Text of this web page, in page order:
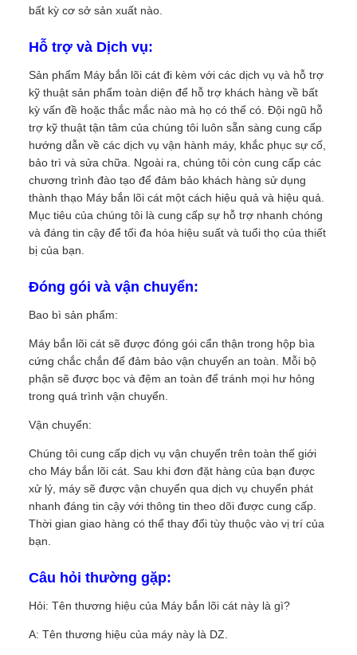
bất kỳ cơ sở sản xuất nào.
Hỗ trợ và Dịch vụ:
Sản phẩm Máy bắn lõi cát đi kèm với các dịch vụ và hỗ trợ
kỹ thuật sản phẩm toàn diện để hỗ trợ khách hàng về bất
kỳ vấn đề hoặc thắc mắc nào mà họ có thể có. Đội ngũ hỗ
trợ kỹ thuật tận tâm của chúng tôi luôn sẵn sàng cung cấp
hướng dẫn về các dịch vụ vận hành máy, khắc phục sự cố,
bảo trì và sửa chữa. Ngoài ra, chúng tôi còn cung cấp các
chương trình đào tạo để đảm bảo khách hàng sử dụng
thành thạo Máy bắn lõi cát một cách hiệu quả và hiệu quả.
Mục tiêu của chúng tôi là cung cấp sự hỗ trợ nhanh chóng
và đáng tin cậy để tối đa hóa hiệu suất và tuổi thọ của thiết
bị của bạn.
Đóng gói và vận chuyển:
Bao bì sản phẩm:
Máy bắn lõi cát sẽ được đóng gói cẩn thận trong hộp bìa
cứng chắc chắn để đảm bảo vận chuyển an toàn. Mỗi bộ
phận sẽ được bọc và đệm an toàn để tránh mọi hư hỏng
trong quá trình vận chuyển.
Vận chuyển:
Chúng tôi cung cấp dịch vụ vận chuyển trên toàn thế giới
cho Máy bắn lõi cát. Sau khi đơn đặt hàng của bạn được
xử lý, máy sẽ được vận chuyển qua dịch vụ chuyển phát
nhanh đáng tin cậy với thông tin theo dõi được cung cấp.
Thời gian giao hàng có thể thay đổi tùy thuộc vào vị trí của
bạn.
Câu hỏi thường gặp:
Hỏi: Tên thương hiệu của Máy bắn lõi cát này là gì?
A: Tên thương hiệu của máy này là DZ.